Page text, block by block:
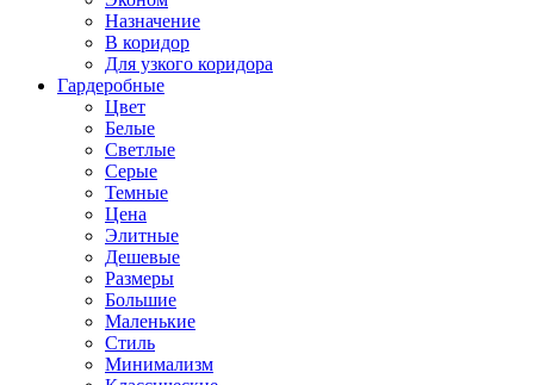
Назначение
В коридор
Для узкого коридора
Гардеробные
Цвет
Белые
Светлые
Серые
Темные
Цена
Элитные
Дешевые
Размеры
Большие
Маленькие
Стиль
Минимализм